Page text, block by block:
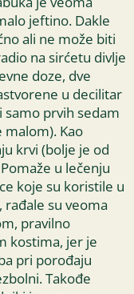
jeftino. Dakle
ali ne može biti
na sirćetu divlje
doze, dve
u decilitar
samo prvih sedam
malom). Kao
krvi (bolje je od
u lečenju
koje su koristile u
rađale su veoma
pravilno
kostima, jer je
pri porođaju
Takođe